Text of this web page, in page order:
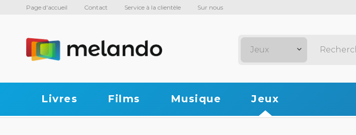
Page d'accueil Contact Service à la clientèle Sur nous
Jeux
Livres Films Musique Jeux